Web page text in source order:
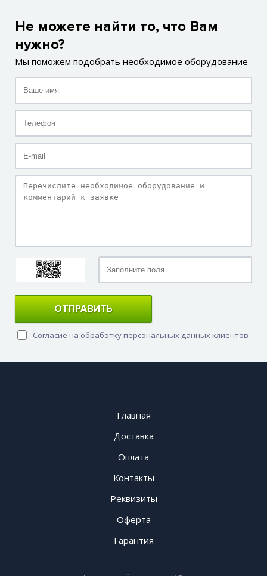
Не можете найти то, что Вам
нужно?
Мы поможем подобрать необходимое оборудование
ОТПРАВИТЬ
Согласие на обработку персональных данных клиентов
Главная
Доставка
Оплата
Контакты
Реквизиты
Оферта
Гарантия